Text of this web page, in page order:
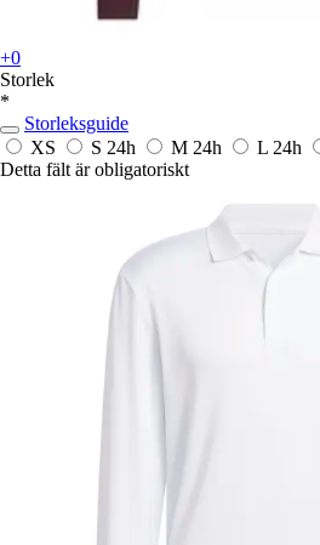
+0
Storlek
*
Storleksguide
XS
S 24h M 24h L 24h
Detta fält är obligatoriskt